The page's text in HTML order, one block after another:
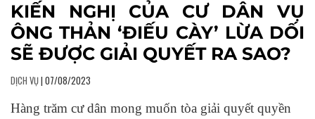
KIẾN NGHỊ CỦA CƯ DÂN VỤ
ÔNG THẢN ‘ĐIẾU CÀY’ LỪA DỐI
SẼ ĐƯỢC GIẢI QUYẾT RA SAO?
DỊCH VỤ| 07/08/2023
Hàng trăm cư dân mong muốn tòa giải quyết quyền